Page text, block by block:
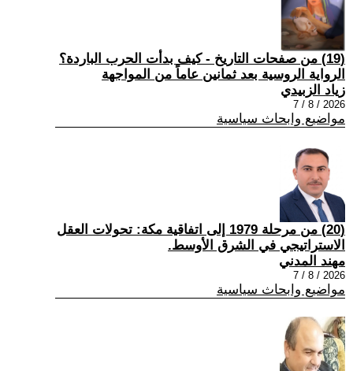
(19) من صفحات التاريخ - كيف بدأت الحرب الباردة؟
الرواية الروسية بعد ثمانين عاماً من المواجهة
زياد الزبيدي
2026 / 8 / 7
مواضيع وابحاث سياسية
(20) من مرحلة 1979 إلى اتفاقية مكة: تحولات العقل
الاستراتيجي في الشرق الأوسط.
مهند المدني
2026 / 8 / 7
مواضيع وابحاث سياسية